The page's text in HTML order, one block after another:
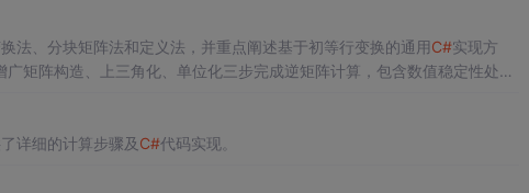
法、分块矩阵法和定义法，并重点阐述基于初等行变换的通用C#实现方
矩阵构造、上三角化、单位化三步完成逆矩阵计算，包含数值稳定性处理
详细的计算步骤及 C#代码实现。